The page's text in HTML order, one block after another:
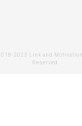
2023 Link and
Reserved